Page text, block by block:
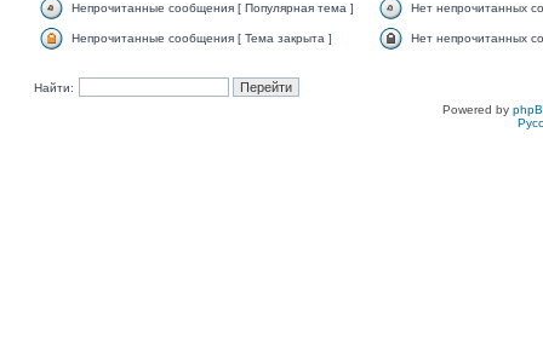
Непрочитанные сообщения [ Популярная тема ] Нет непрочитанных
Непрочитанные сообщения [ Тема закрыта ] Нет непрочитанных
Найти:
Powered by